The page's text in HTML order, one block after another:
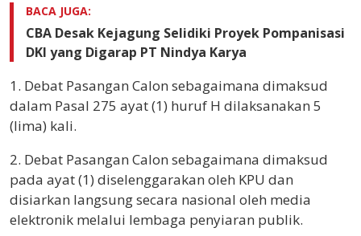
BACA JUGA:
CBA Desak Kejagung Selidiki Proyek Pompanisasi
DKI yang Digarap PT Nindya Karya
1. Debat Pasangan Calon sebagaimana dimaksud
dalam Pasal 275 ayat (1) huruf H dilaksanakan 5
(lima) kali.
2. Debat Pasangan Calon sebagaimana dimaksud
pada ayat (1) diselenggarakan oleh KPU dan
disiarkan langsung secara nasional oleh media
elektronik melalui lembaga penyiaran publik.